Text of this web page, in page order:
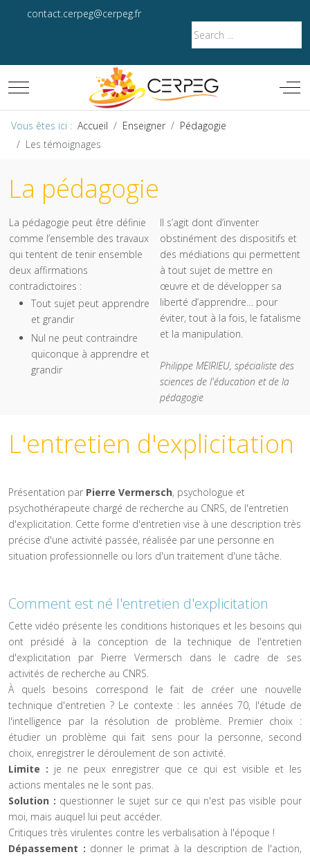
contact.cerpeg@cerpeg.fr
Mobile Menu Toggle Off-
Vous êtes ici : Accueil Enseigner
Pédagogie
Les témoignages
La pédagogie
La pédagogie peut être définie
comme l’ensemble des travaux
qui tentent de tenir ensemble
deux affirmations
contradictoires :
Tout sujet peut apprendre
et grandir
Nul ne peut contraindre
quiconque à apprendre et
grandir
Il s’agit dont d’inventer
obstinément des dispositifs et
des médiations qui permettent
à tout sujet de mettre en
œuvre et de développer sa
liberté d’apprendre… pour
éviter, tout à la fois, le fatalisme
et la manipulation.
Philippe MEIRIEU, spécialiste des
sciences de l'éducation et de la
pédagogie
L'entretien d'explicitation
Présentation par Pierre Vermersch, psychologue et
psychothérapeute chargé de recherche au CNRS, de l'entretien
d'explicitation. Cette forme d'entretien vise à une description très
précise d'une activité passée, réalisée par une personne en
situation professionnelle ou lors d'un traitement d'une tâche.
Comment est né l'entretien d'explicitation
Cette vidéo présente les conditions historiques et les besoins qui
ont présidé à la conception de la technique de l'entretien
d'explicitation par Pierre Vermersch dans le cadre de ses
activités de recherche au CNRS.
À quels besoins correspond le fait de créer une nouvelle
technique d'entretien ? Le contexte : les années 70, l'étude de
l'intelligence par la résolution de problème. Premier choix :
étudier un problème qui fait sens pour la personne, second
choix, enregistrer le déroulement de son activité.
Limite : je ne peux enregistrer que ce qui est visible et les
actions mentales ne le sont pas.
Solution : questionner le sujet sur ce qui n'est pas visible pour
moi, mais auquel lui peut accéder.
Critiques très virulentes contre les verbalisation à l'époque !
Dépassement : donner le primat à la description de l'action,